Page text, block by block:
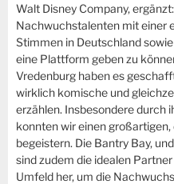
Walt Disney Company,
Nachwuchstalenten mit einer
Stimmen in Deutschland
eine Plattform geben zu
Vredenburg haben es
wirklich komische und
erzählen. Insbesondere durch
konnten wir einen
begeistern. Die Bantry Bay,
sind zudem die idealen
Umfeld her, um die